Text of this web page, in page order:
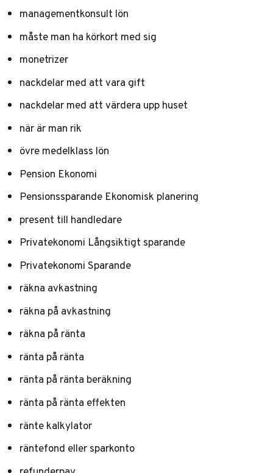
managementkonsult lön
måste man ha körkort med sig
monetrizer
nackdelar med att vara gift
nackdelar med att värdera upp huset
när är man rik
övre medelklass lön
Pension Ekonomi
Pensionssparande Ekonomisk planering
present till handledare
Privatekonomi Långsiktigt sparande
Privatekonomi Sparande
räkna avkastning
räkna på avkastning
räkna på ränta
ränta på ränta
ränta på ränta beräkning
ränta på ränta effekten
ränte kalkylator
räntefond eller sparkonto